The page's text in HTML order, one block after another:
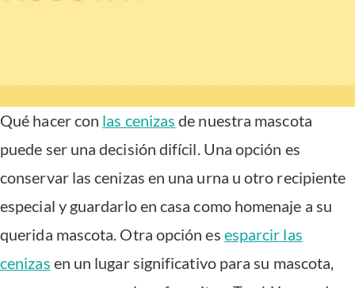
Qué hacer con las cenizas de nuestra mascota
puede ser una decisión difícil. Una opción es
conservar las cenizas en una urna u otro recipiente
especial y guardarlo en casa como homenaje a su
querida mascota. Otra opción es esparcir las
cenizas en un lugar significativo para su mascota,